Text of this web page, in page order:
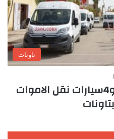
تاونات
تسليم 4سيارات اسعاف و4سيارات نقل الاموات